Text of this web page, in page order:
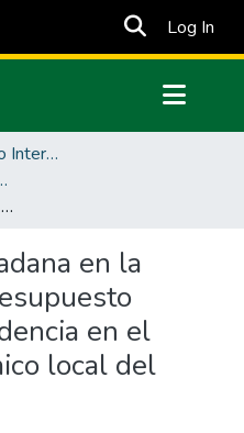
Log In
Facultad de Comercio Internacional, Integración, Administración y Economía Empresarial
Pública
Participación Ciudadana en la elaboración del Presupuesto Participativo e incidencia en el desarrollo económico local del Cantón Mira
en la
en el
local del